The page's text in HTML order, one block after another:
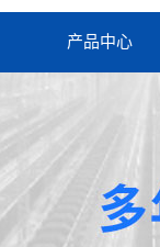
产品中心